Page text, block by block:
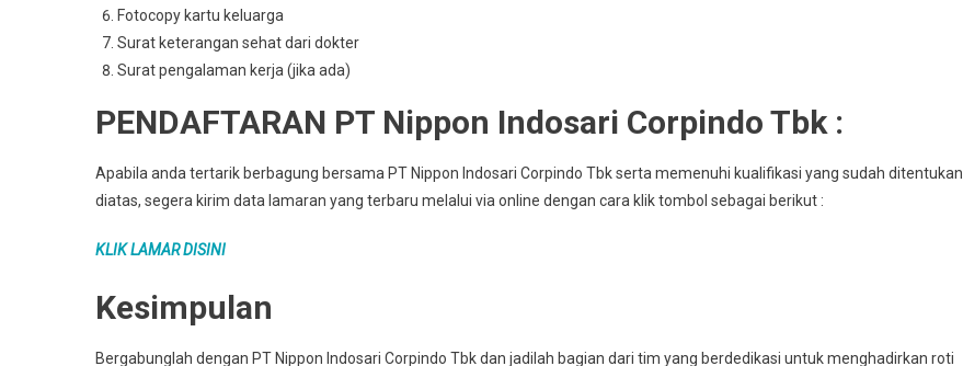
Fotocopy kartu keluarga
Surat keterangan sehat dari dokter
Surat pengalaman kerja (jika ada)
PENDAFTARAN PT Nippon Indosari Corpindo Tbk :
Apabila anda tertarik berbagung bersama PT Nippon Indosari Corpindo Tbk serta memenuhi kualifikasi yang sudah ditentukan
diatas, segera kirim data lamaran yang terbaru melalui via online dengan cara klik tombol sebagai berikut :
KLIK LAMAR DISINI
Kesimpulan
Bergabunglah dengan PT Nippon Indosari Corpindo Tbk dan jadilah bagian dari tim yang berdedikasi untuk menghadirkan roti